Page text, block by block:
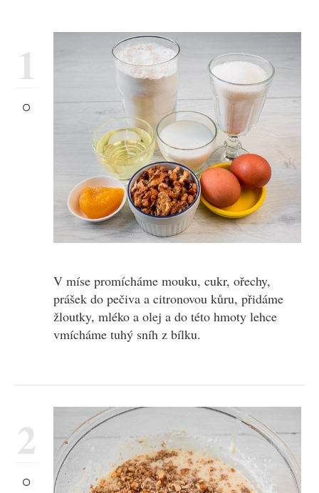
1
V míse promícháme mouku, cukr, ořechy,
prášek do pečiva a citronovou kůru, přidáme
žloutky, mléko a olej a do této hmoty lehce
vmícháme tuhý sníh z bílku.
2